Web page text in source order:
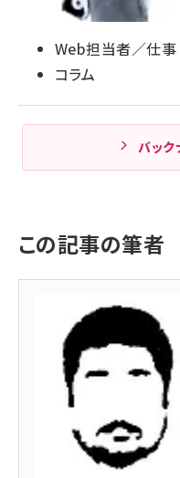
Web担当者／仕事
コラム
バック
この記事の筆者